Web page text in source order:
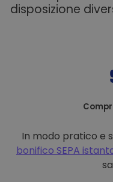
disposizione
In modo pratico e
bonifico SEPA